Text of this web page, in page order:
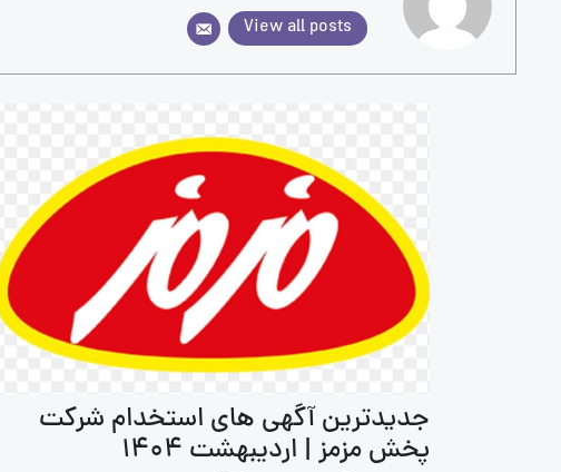
View all posts
جدیدترین آگهی های استخدام شرکت
پخش مزمز | اردیبهشت 1404